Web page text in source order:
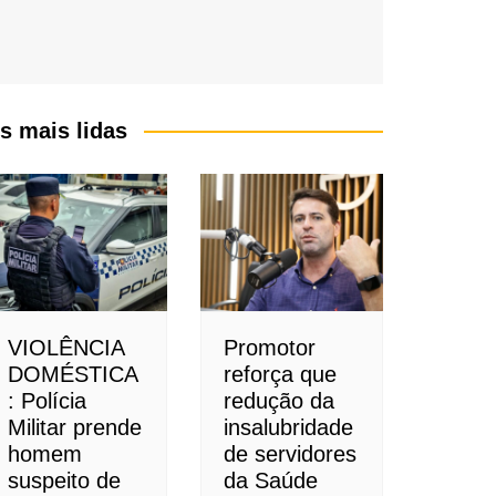
mais lidas
VIOLÊNCIA
DOMÉSTICA
: Polícia
Militar prende
homem
suspeito de
Promotor
reforça que
redução da
insalubridade
de servidores
da Saúde